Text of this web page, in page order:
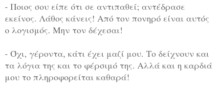
- Ποιος σου είπε ότι σε αντιπαθεί; αντέδρασε
εκείνος. Λάθος κάνεις! Από τον πονηρό είναι αυτός
ο λογισμός. Μην τον δέχεσαι!
- Όχι, γέροντα, κάτι έχει μαζί μου. Το δείχνουν και
τα λόγια της και το φέρσιμό της. Αλλά και η καρδιά
μου το πληροφορείται καθαρά!